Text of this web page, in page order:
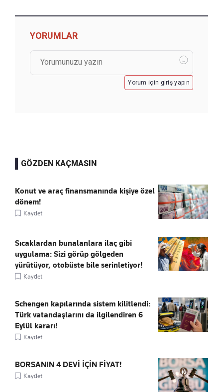
YORUMLAR
Yorum için giriş yapın
GÖZDEN KAÇMASIN
Konut ve araç finansmanında kişiye özel
dönem!
Kaydet
Sıcaklardan bunalanlara ilaç gibi
uygulama: Sizi görüp gölgeden
yürütüyor, otobüste bile serinletiyor!
Kaydet
Schengen kapılarında sistem kilitlendi:
Türk vatandaşlarını da ilgilendiren 6
Eylül kararı!
Kaydet
BORSANIN 4 DEVİ İÇİN FİYAT!
Kaydet